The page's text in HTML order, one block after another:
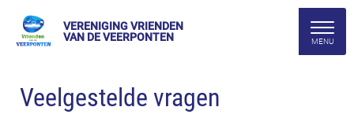
VERENIGING VRIENDEN
VAN DE VEERPONTEN
Veelgestelde vragen